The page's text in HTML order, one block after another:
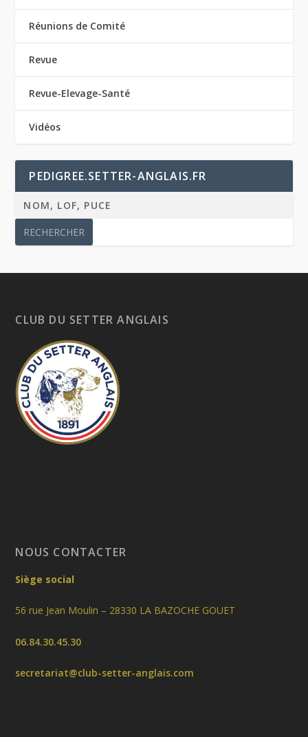
Réunions de Comité
Revue
Revue-Elevage-Santé
Vidéos
PEDIGREE.SETTER-ANGLAIS.FR
CLUB DU SETTER ANGLAIS
NOUS CONTACTER
Siège social
56 rue Jean Moulin – 28330 LA BAZOCHE GOUET
06.84.30.45.30
secretariat@club-setter-anglais.com